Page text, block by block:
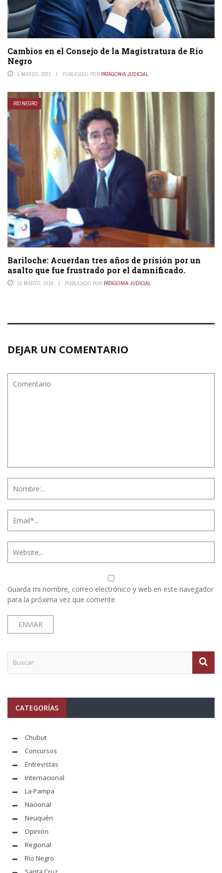
Cambios en el Consejo de la Magistratura de Rio
Negro
1 MARZO, 2021 PUBLICADO POR PATAGONIA JUDICIAL
RÍO NEGRO
Bariloche: Acuerdan tres años de prisión por un
asalto que fue frustrado por el damnificado.
31 MARZO, 2016 PUBLICADO POR PATAGONIA JUDICIAL
DEJAR UN COMENTARIO
Guarda mi nombre, correo electrónico y web en este navegador
para la próxima vez que comente.
CATEGORÍAS
Chubut
Concursos
Entrevistas
Internacional
La Pampa
Nacional
Neuquén
Opinión
Regional
Río Negro